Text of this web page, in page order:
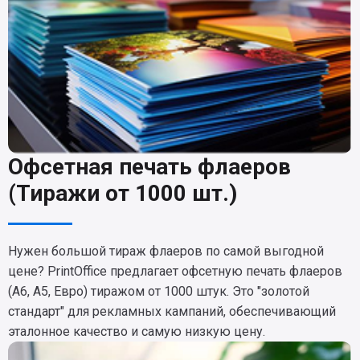
Офсетная печать флаеров
(Тиражи от 1000 шт.)
Нужен большой тираж флаеров по самой выгодной
цене? PrintOffice предлагает офсетную печать флаеров
(А6, А5, Евро) тиражом от 1000 штук. Это "золотой
стандарт" для рекламных кампаний, обеспечивающий
эталонное качество и самую низкую цену.